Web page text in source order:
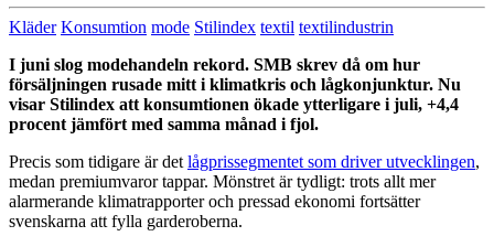
Kläder Konsumtion mode Stilindex textil textilindustrin
I juni slog modehandeln rekord. SMB skrev då om hur
försäljningen rusade mitt i klimatkris och lågkonjunktur. Nu
visar Stilindex att konsumtionen ökade ytterligare i juli, +4,4
procent jämfört med samma månad i fjol.
Precis som tidigare är det lågprissegmentet som driver utvecklingen,
medan premiumvaror tappar. Mönstret är tydligt: trots allt mer
alarmerande klimatrapporter och pressad ekonomi fortsätter
svenskarna att fylla garderoberna.